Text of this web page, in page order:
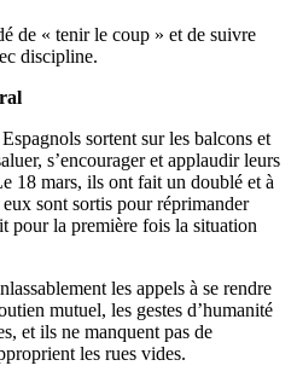
de « tenir le coup » et de suivre
discipline.
sortent sur les balcons et
s’encourager et applaudir leurs
18 mars, ils ont fait un doublé et à
sont sortis pour réprimander
pour la première fois la situation
les appels à se rendre
mutuel, les gestes d’humanité
et ils ne manquent pas de
les rues vides.